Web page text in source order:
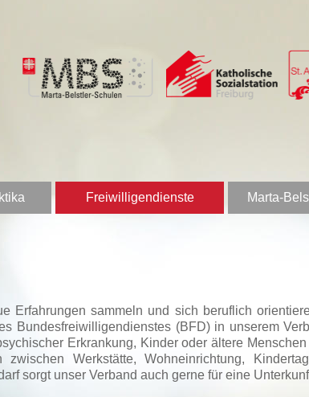
Freiwilligendienste Marta-
Erfahrungen sammeln und sich beruflich
Bundesfreiwilligendienstes (BFD) in unserem
Erkrankung, Kinder oder ältere
Werkstätte, Wohneinrichtung,
sorgt unser Verband auch gerne für eine